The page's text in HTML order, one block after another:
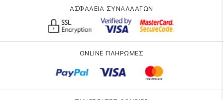
ΑΣΦΑΛΕΙΑ ΣΥΝΑΛΛΑΓΩΝ
ONLINE ΠΛΗΡΩΜΕΣ